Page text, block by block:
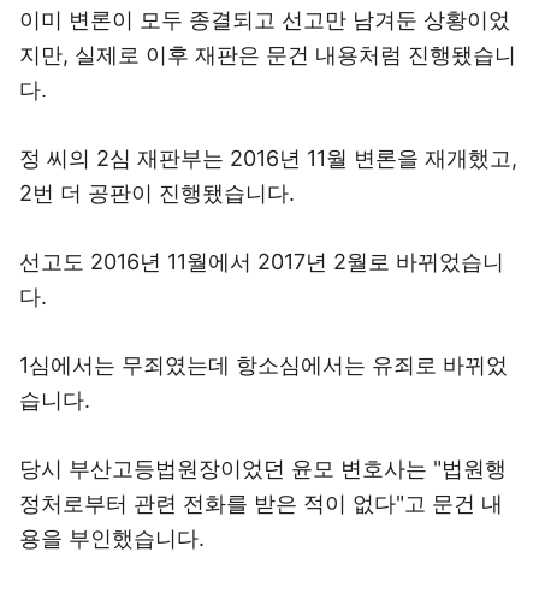
이미 변론이 모두 종결되고 선고만 남겨둔 상황이었
지만, 실제로 이후 재판은 문건 내용처럼 진행됐습니
다.
정 씨의 2심 재판부는 2016년 11월 변론을 재개했고,
2번 더 공판이 진행됐습니다.
선고도 2016년 11월에서 2017년 2월로 바뀌었습니
다.
1심에서는 무죄였는데 항소심에서는 유죄로 바뀌었
습니다.
당시 부산고등법원장이었던 윤모 변호사는 "법원행
정처로부터 관련 전화를 받은 적이 없다"고 문건 내
용을 부인했습니다.